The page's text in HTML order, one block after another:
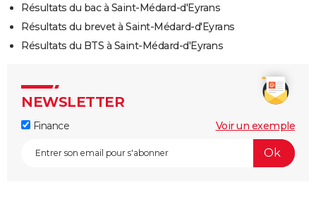
Résultats du bac à Saint-Médard-d'Eyrans
Résultats du brevet à Saint-Médard-d'Eyrans
Résultats du BTS à Saint-Médard-d'Eyrans
NEWSLETTER
Finance Voir un exemple